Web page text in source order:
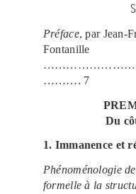
Préface, par Jean-
Fontanille
………. 7
Du
1. Immanence et
Phénoménologie
formelle à la